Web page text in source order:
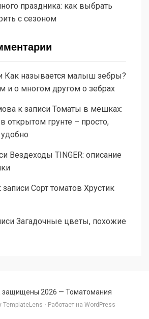
праздника: как выбрать
с сезоном
Как называется малыш зебры?
и о многом другом о зебрах
к записи Томаты в мешках:
открытом грунте – просто,
Вездеходы TINGER: описание
записи Сорт томатов Хрустик
Загадочные цветы, похожие
защищены 2026 — Томатомания
TemplateLens ⋅ Работает на WordPress